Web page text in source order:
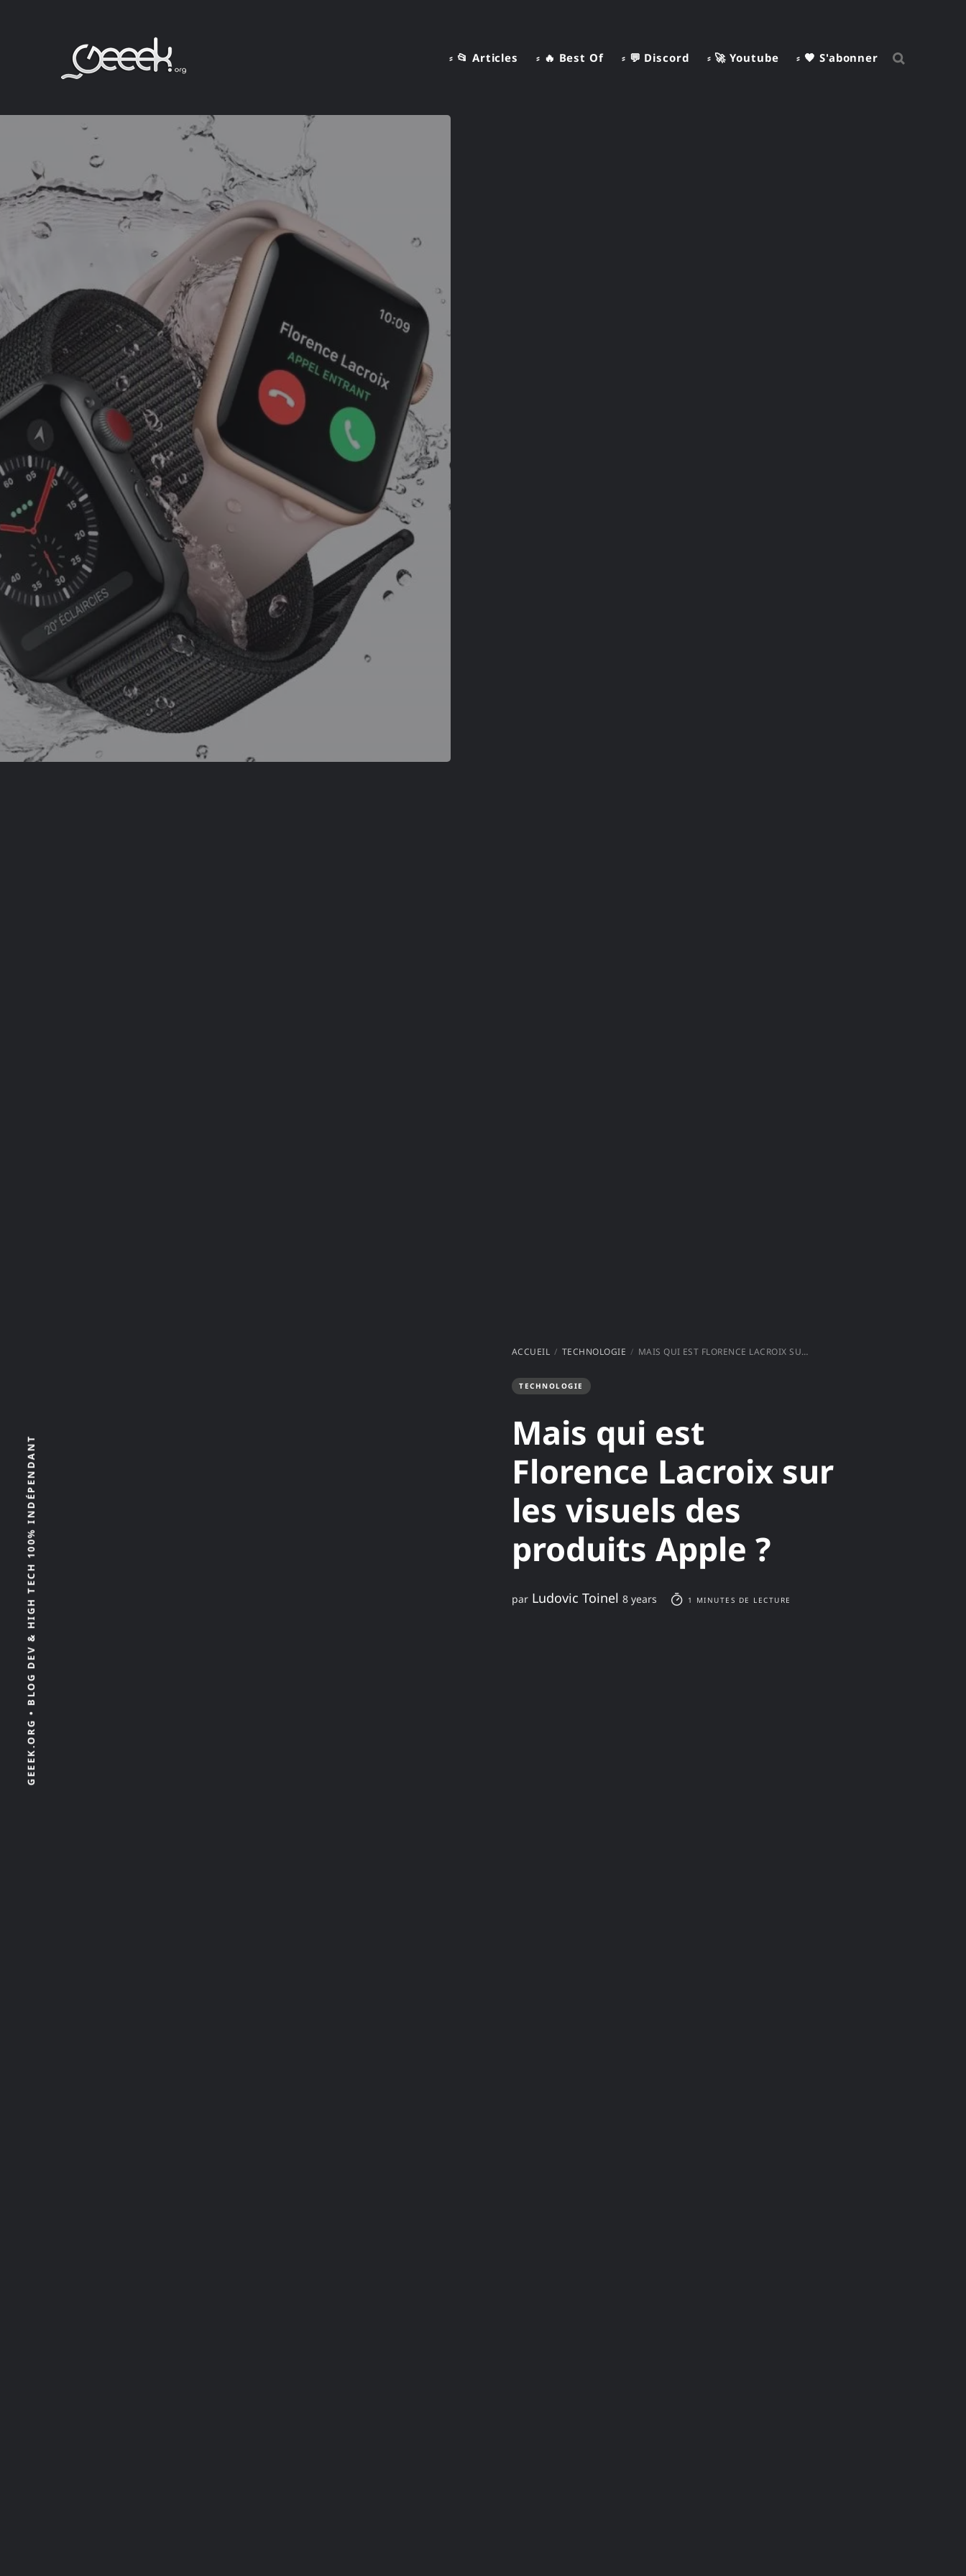
⸗ 📂 Articles ⸗ 🔥 Best Of ⸗ 💬 Discord ⸗ 🚀 Youtube ⸗ 🧡 S'abonner
GEEEK.ORG • BLOG DEV & HIGH TECH 100% INDÉPENDANT
ACCUEIL TECHNOLOGIE MAIS QUI EST FLORENCE LACROIX SUR LES VISUELS DES PRODUITS APPLE ?
TECHNOLOGIE
Mais qui est
Florence Lacroix sur
les visuels des
produits Apple ?
par Ludovic Toinel 8 years 1 MINUTES DE LECTURE